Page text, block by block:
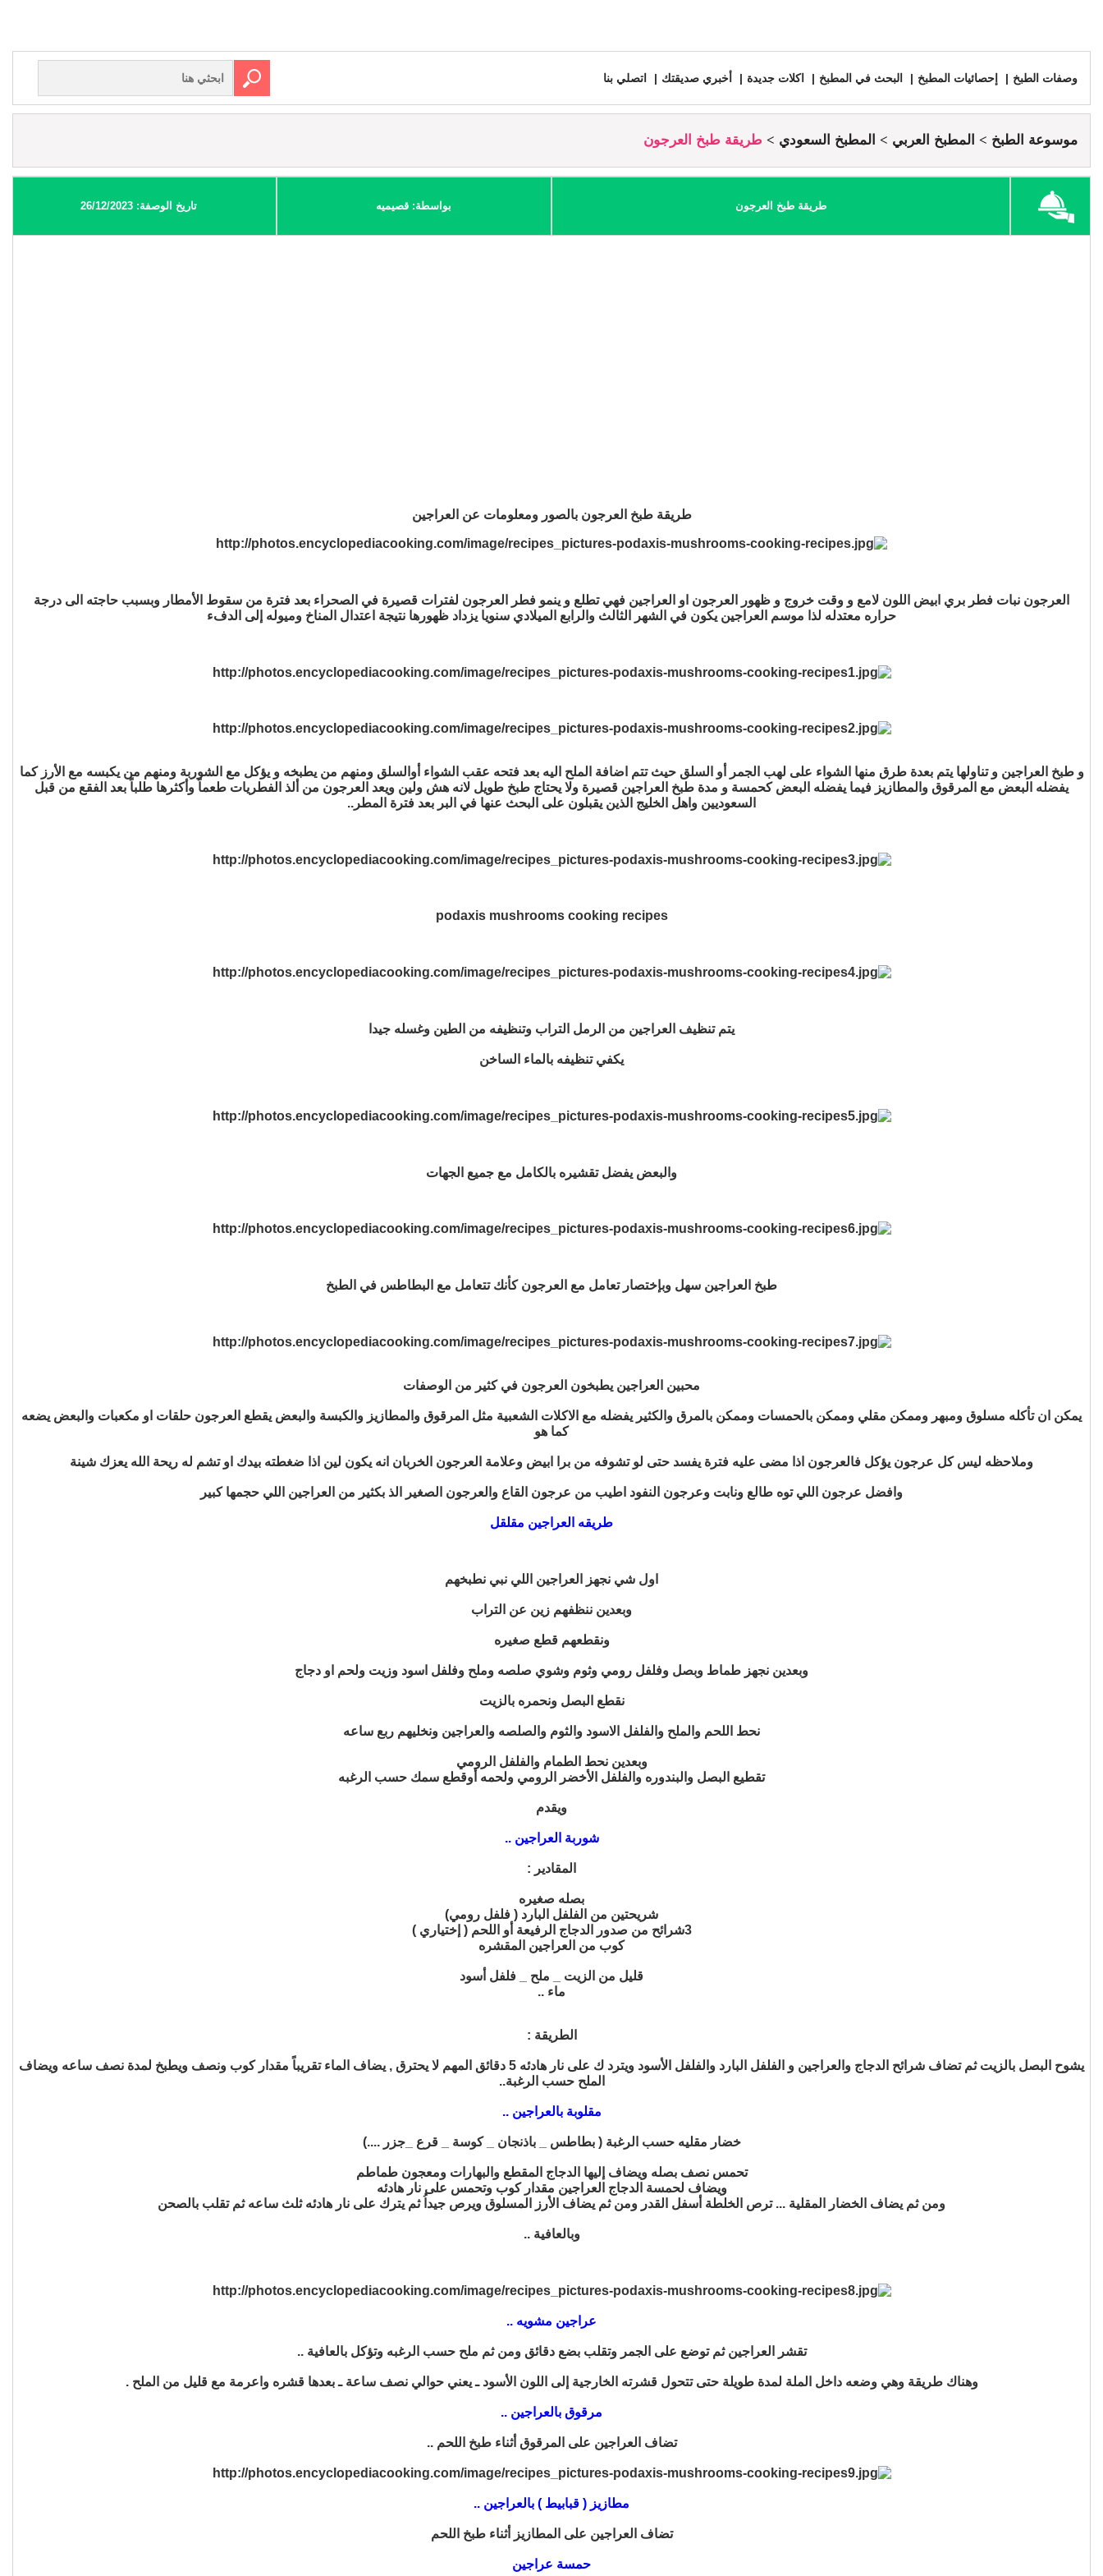
وصفات الطبخ إحصائيات المطبخ البحث في المطبخ اكلات جديدة أخبري صديقتك اتصلي بنا
موسوعة الطبخ المطبخ العربي المطبخ السعودي طريقة طبخ العرجون
طريقة طبخ العرجون بواسطة: قصيميه تاريخ الوصفة: 26/12/2023
طريقة طبخ العرجون بالصور ومعلومات عن العراجين
العرجون نبات فطر بري ابيض اللون لامع و وقت خروج و ظهور العرجون او العراجين فهي تطلع و ينمو فطر العرجون لفترات قصيرة في الصحراء بعد فترة من سقوط الأمطار وبسبب حاجته الى درجة
حراره معتدله لذا موسم العراجين يكون في الشهر الثالث والرابع الميلادي سنويا يزداد ظهورها نتيجة اعتدال المناخ وميوله إلى الدفء
و طبخ العراجين و تناولها يتم بعدة طرق منها الشواء على لهب الجمر أو السلق حيث تتم اضافة الملح اليه بعد فتحه عقب الشواء أوالسلق ومنهم من يطبخه و يؤكل مع الشوربة ومنهم من يكبسه مع الأرز كما
يفضله البعض مع المرقوق والمطازيز فيما يفضله البعض كحمسة و مدة طبخ العراجين قصيرة ولا يحتاج طبخ طويل لانه هش ولين ويعد العرجون من ألذ الفطريات طعماً وأكثرها طلباً بعد الفقع من قبل
السعوديين واهل الخليج الذين يقبلون على البحث عنها في البر بعد فترة المطر..
podaxis mushrooms cooking recipes
يتم تنظيف العراجين من الرمل التراب وتنظيفه من الطين وغسله جيدا
يكفي تنظيفه بالماء الساخن
والبعض يفضل تقشيره بالكامل مع جميع الجهات
طبخ العراجين سهل وبإختصار تعامل مع العرجون كأنك تتعامل مع البطاطس في الطبخ
محبين العراجين يطبخون العرجون في كثير من الوصفات
يمكن ان تأكله مسلوق ومبهر وممكن مقلي وممكن بالحمسات وممكن بالمرق والكثير يفضله مع الاكلات الشعبية مثل المرقوق والمطازيز والكبسة والبعض يقطع العرجون حلقات او مكعبات والبعض يضعه
كما هو
وملاحظه ليس كل عرجون يؤكل فالعرجون اذا مضى عليه فترة يفسد حتى لو تشوفه من برا ابيض وعلامة العرجون الخربان انه يكون لين اذا ضغطته بيدك او تشم له ريحة الله يعزك شينة
وافضل عرجون اللي توه طالع ونابت وعرجون النفود اطيب من عرجون القاع والعرجون الصغير الذ بكثير من العراجين اللي حجمها كبير
طريقه العراجين مقلقل
اول شي نجهز العراجين اللي نبي نطبخهم
وبعدين ننظفهم زين عن التراب
ونقطعهم قطع صغيره
وبعدين نجهز طماط وبصل وفلفل رومي وثوم وشوي صلصه وملح وفلفل اسود وزيت ولحم او دجاج
نقطع البصل ونحمره بالزيت
نحط اللحم والملح والفلفل الاسود والثوم والصلصه والعراجين ونخليهم ربع ساعه
وبعدين نحط الطمام والفلفل الرومي
تقطيع البصل والبندوره والفلفل الأخضر الرومي ولحمه أوقطع سمك حسب الرغبه
ويقدم
شوربة العراجين ..
المقادير :
بصله صغيره
شريحتين من الفلفل البارد ( فلفل رومي)
3شرائح من صدور الدجاج الرفيعة أو اللحم ( إختياري )
كوب من العراجين المقشره
قليل من الزيت _ ملح _ فلفل أسود
ماء ..
الطريقة :
يشوح البصل بالزيت ثم تضاف شرائح الدجاج والعراجين و الفلفل البارد والفلفل الأسود ويترد ك على نار هادئه 5 دقائق المهم لا يحترق , يضاف الماء تقريباً مقدار كوب ونصف ويطبخ لمدة نصف ساعه ويضاف
الملح حسب الرغبة..
مقلوبة بالعراجين ..
خضار مقليه حسب الرغبة ( بطاطس _ باذنجان _ كوسة _ قرع _جزر ....)
تحمس نصف بصله ويضاف إليها الدجاج المقطع والبهارات ومعجون طماطم
ويضاف لحمسة الدجاج العراجين مقدار كوب وتحمس على نار هادئه
ومن ثم يضاف الخضار المقلية ... ترص الخلطة أسفل القدر ومن ثم يضاف الأرز المسلوق ويرص جيداُ ثم يترك على نار هادئه ثلث ساعه ثم تقلب بالصحن
وبالعافية ..
عراجين مشويه ..
تقشر العراجين ثم توضع على الجمر وتقلب بضع دقائق ومن ثم ملح حسب الرغبه وتؤكل بالعافية ..
وهناك طريقة وهي وضعه داخل الملة لمدة طويلة حتى تتحول قشرته الخارجية إلى اللون الأسود ـ يعني حوالي نصف ساعة ـ بعدها قشره واعرمة مع قليل من الملح .
مرقوق بالعراجين ..
تضاف العراجين على المرقوق أثناء طبخ اللحم ..
مطازيز ( قبابيط ) بالعراجين ..
تضاف العراجين على المطازيز أثناء طبخ اللحم
حمسة عراجين